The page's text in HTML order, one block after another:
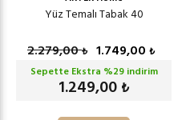
Yüz Temalı Tabak 40
2.279,00₺ 1.749,00 ₺
Sepette Ekstra %29indirim
1.249,00 ₺